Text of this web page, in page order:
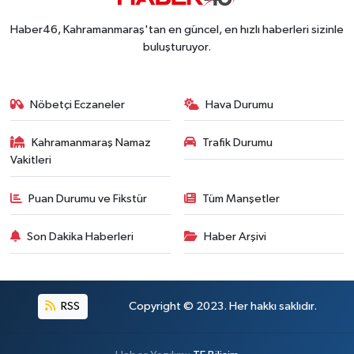
Haber46, Kahramanmaraş'tan en güncel, en hızlı haberleri sizinle
buluşturuyor.
Nöbetçi Eczaneler Hava Durumu
Kahramanmaraş Namaz
Vakitleri
Trafik Durumu
Puan Durumu ve Fikstür Tüm Manşetler
Son Dakika Haberleri Haber Arşivi
RSS Copyright © 2023. Her hakkı saklıdır.